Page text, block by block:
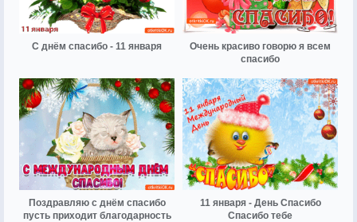
С днём спасибо - 11 января
Очень красиво говорю я всем
спасибо
Поздравляю с днём спасибо
пусть приходит благодарность
11 января - День Спасибо
Спасибо тебе